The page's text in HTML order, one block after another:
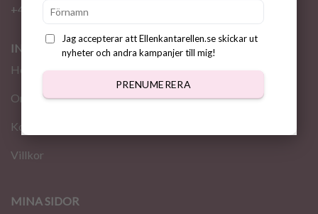
Jag accepterar att Ellenkantarellen.se skickar ut
nyheter och andra kampanjer till mig!
PRENUMERERA
+46 72 310 46 48
INFORMATION
Hem
Om oss
Kontakt
Villkor
MINA SIDOR